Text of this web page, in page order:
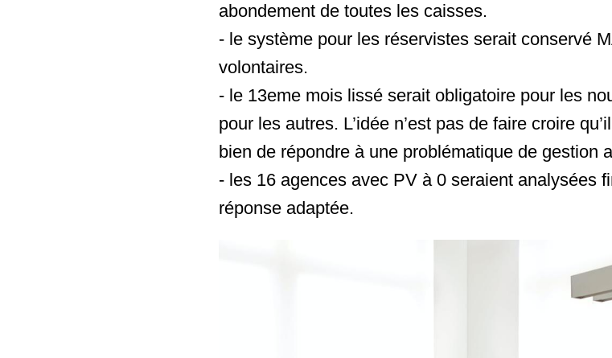
abondement de toutes les caisses.
- ⁠le système pour les réservistes serait conservé
volontaires.
- ⁠le 13eme mois lissé serait obligatoire pour les
pour les autres. L’idée n’est pas de faire croire
bien de répondre à une problématique de gestion
- ⁠les 16 agences avec PV à 0 seraient analysées
réponse adaptée.